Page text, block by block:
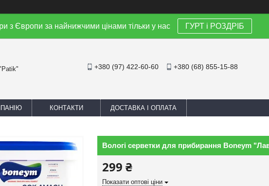
з Європи за найнижчими цінами тільки у нас ГУРТ і РОЗДРІБ
+380 (97) 422-60-60 +380 (68) 855-15-88
КОНТАКТИ ДОСТАВКА І ОПЛАТА
Вологі серветки для прибирання Boneym
299 ₴
Показати оптові ціни